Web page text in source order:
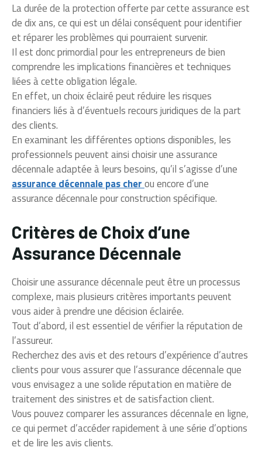
La durée de la protection offerte par cette assurance est
de dix ans, ce qui est un délai conséquent pour identifier
et réparer les problèmes qui pourraient survenir.
Il est donc primordial pour les entrepreneurs de bien
comprendre les implications financières et techniques
liées à cette obligation légale.
En effet, un choix éclairé peut réduire les risques
financiers liés à d’éventuels recours juridiques de la part
des clients.
En examinant les différentes options disponibles, les
professionnels peuvent ainsi choisir une assurance
décennale adaptée à leurs besoins, qu’il s’agisse d’une
assurance décennale pas cherou encore d’une
assurance décennale pour construction spécifique.
Critères de Choix d’une
Assurance Décennale
Choisir une assurance décennale peut être un processus
complexe, mais plusieurs critères importants peuvent
vous aider à prendre une décision éclairée.
Tout d’abord, il est essentiel de vérifier la réputation de
l’assureur.
Recherchez des avis et des retours d’expérience d’autres
clients pour vous assurer que l’assurance décennale que
vous envisagez a une solide réputation en matière de
traitement des sinistres et de satisfaction client.
Vous pouvez comparer les assurances décennale en ligne,
ce qui permet d’accéder rapidement à une série d’options
et de lire les avis clients.